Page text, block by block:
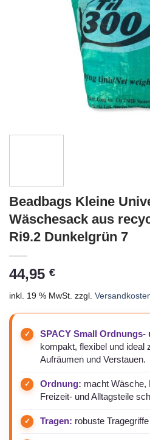
Beadbags Kleine
Wäschesack aus
Ri9.2 Dunkelgrün 7
44,95 €
inkl. 19 % MwSt. zzgl.
SPACY Small Ordnungs-
kompakt, flexibel und ideal
Aufräumen und Verstauen.
Ordnung: macht Wäsche,
Freizeit- und Alltagsteile
Tragen: robuste